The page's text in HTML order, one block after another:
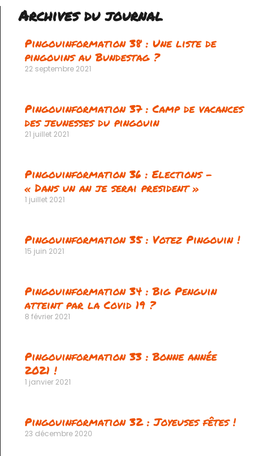
Archives du journal
Pingouinformation 38 : Une liste de
pingouins au Bundestag ?
22 septembre 2021
Pingouinformation 37 : Camp de vacances
des jeunesses du pingouin
21 juillet 2021
Pingouinformation 36 : Elections –
« Dans un an je serai president »
1 juillet 2021
Pingouinformation 35 : Votez Pingouin !
15 juin 2021
Pingouinformation 34 : Big Penguin
atteint par la Covid 19 ?
8 février 2021
Pingouinformation 33 : Bonne année
2021 !
1 janvier 2021
Pingouinformation 32 : Joyeuses fêtes !
23 décembre 2020